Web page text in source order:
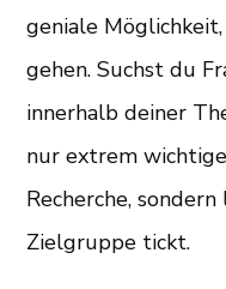
geniale
gehen. Suchst du
innerhalb deiner
nur extrem
Recherche,
Zielgruppe tickt.